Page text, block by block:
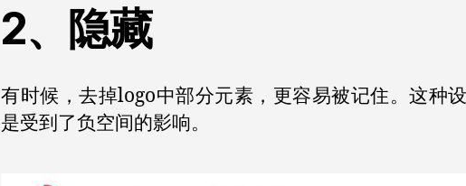
2、隐藏
有时候，去掉logo中部分元素，更容易被记住。这种
是受到了负空间的影响。